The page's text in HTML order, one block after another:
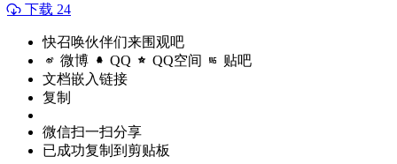
下载 24
快召唤伙伴们来围观吧
微博 QQ QQ空间 贴吧
文档嵌入链接
复制
微信扫一扫分享
已成功复制到剪贴板